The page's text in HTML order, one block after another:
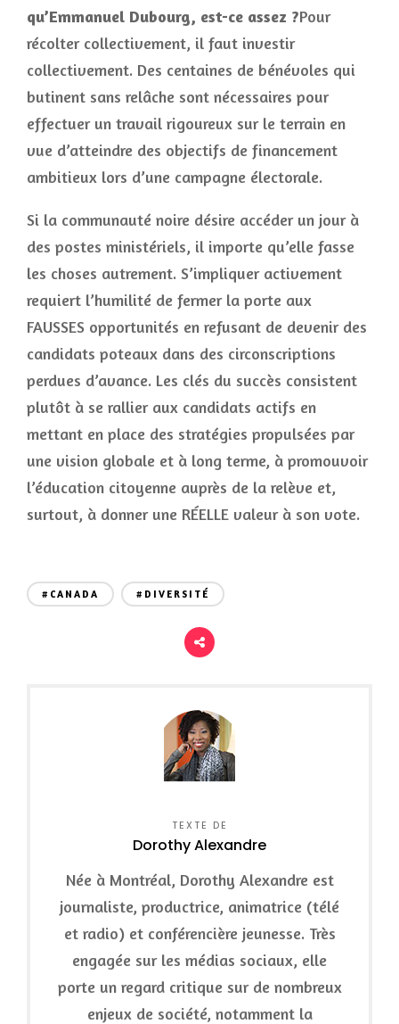
qu’Emmanuel Dubourg, est-ce assez ?Pour
récolter collectivement, il faut investir
collectivement. Des centaines de bénévoles qui
butinent sans relâche sont nécessaires pour
effectuer un travail rigoureux sur le terrain en
vue d’atteindre des objectifs de financement
ambitieux lors d’une campagne électorale.
Si la communauté noire désire accéder un jour à
des postes ministériels, il importe qu’elle fasse
les choses autrement. S’impliquer activement
requiert l’humilité de fermer la porte aux
FAUSSES opportunités en refusant de devenir des
candidats poteaux dans des circonscriptions
perdues d’avance. Les clés du succès consistent
plutôt à se rallier aux candidats actifs en
mettant en place des stratégies propulsées par
une vision globale et à long terme, à promouvoir
l’éducation citoyenne auprès de la relève et,
surtout, à donner une RÉELLE valeur à son vote.
#CANADA #DIVERSITÉ
TEXTE DE
Dorothy Alexandre
Née à Montréal, Dorothy Alexandre est
journaliste, productrice, animatrice (télé
et radio) et conférencière jeunesse. Très
engagée sur les médias sociaux, elle
porte un regard critique sur de nombreux
enjeux de société, notamment la